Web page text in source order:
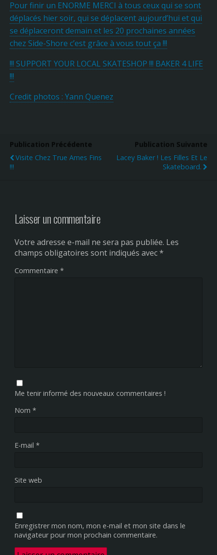
Pour finir un ENORME MERCI à tous ceux qui se sont
déplacés hier soir, qui se déplacent aujourd’hui et qui
se déplaceront demain et les 20 prochaines années
chez Side-Shore c’est grâce à vous tout ça !!!
!!! SUPPORT YOUR LOCAL SKATESHOP !!! BAKER 4 LIFE
!!!
Credit photos : Yann Quenez
Publication Précédente
Visite Chez True Ames Fins
!!!
Publication Suivante
Lacey Baker ! Les Filles Et Le
Skateboard.
Laisser un commentaire
Votre adresse e-mail ne sera pas publiée. Les
champs obligatoires sont indiqués avec*
Commentaire *
Me tenir informé des nouveaux commentaires !
Nom *
E-mail *
Site web
Enregistrer mon nom, mon e-mail et mon site dans le
navigateur pour mon prochain commentaire.